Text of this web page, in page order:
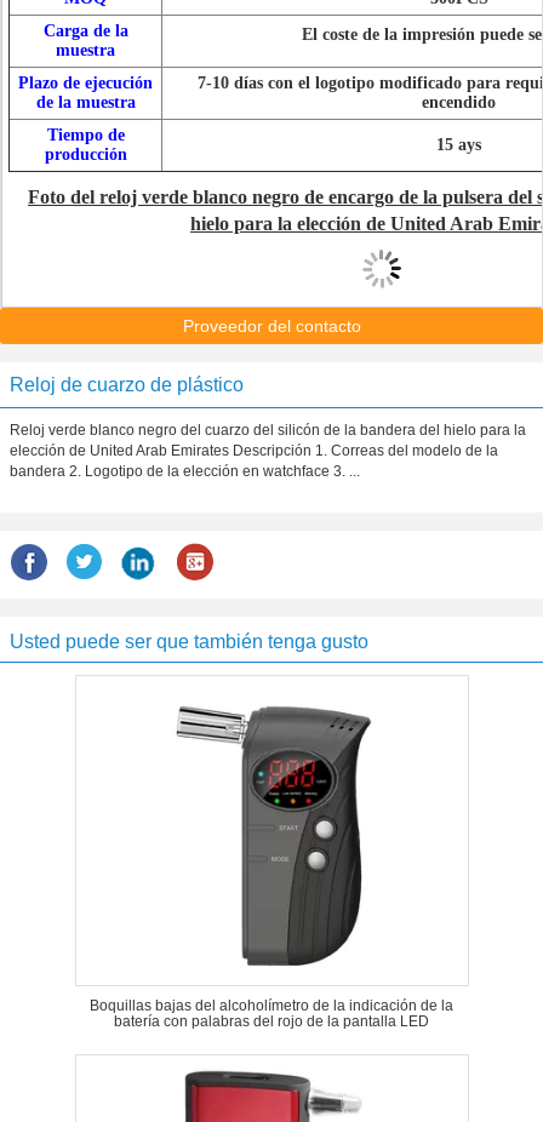
Carga de la
muestra
El coste de la impresión puede
Plazo de ejecución
de la muestra
7-10 días con el logotipo modificado para
encendido
Tiempo de
producción
15 ays
Foto del reloj verde blanco negro de encargo de la pulsera del
hielo para la elección de United Arab
Proveedor del contacto
Reloj de cuarzo de plástico
Reloj verde blanco negro del cuarzo del silicón de la bandera del hielo para la
elección de United Arab Emirates Descripción 1. Correas del modelo de la
bandera 2. Logotipo de la elección en watchface 3. ...
Usted puede ser que también tenga gusto
Boquillas bajas del alcoholímetro de la indicación de la
batería con palabras del rojo de la pantalla LED